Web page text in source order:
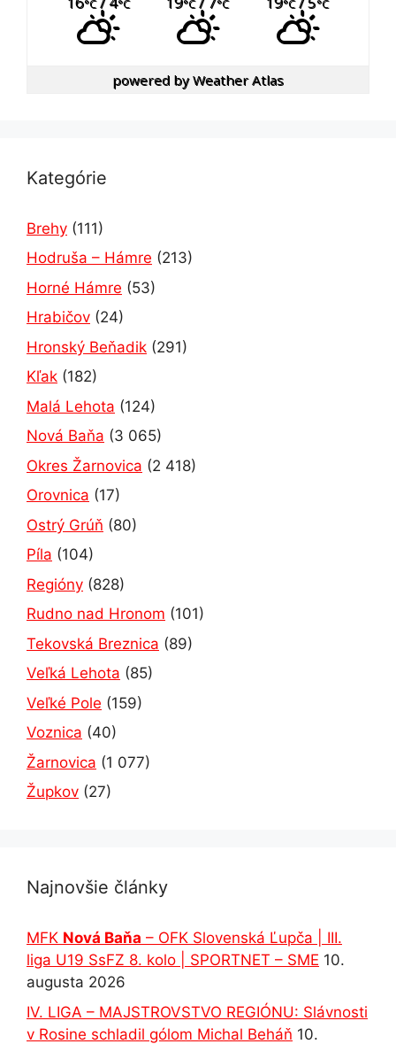
°C °C °C °C °C °C
powered byWeather Atlas
Kategórie
Brehy (111)
Hodruša – Hámre (213)
Horné Hámre (53)
Hrabičov (24)
Hronský Beňadik (291)
Kľak (182)
Malá Lehota (124)
Nová Baňa (3 065)
Okres Žarnovica (2 418)
Orovnica (17)
Ostrý Grúň (80)
Píla (104)
Regióny (828)
Rudno nad Hronom (101)
Tekovská Breznica (89)
Veľká Lehota (85)
Veľké Pole (159)
Voznica (40)
Žarnovica (1 077)
Župkov (27)
Najnovšie články
MFK Nová Baňa – OFK Slovenská Ľupča | III.
liga U19 SsFZ 8. kolo | SPORTNET – SME 10.
augusta 2026
IV. LIGA – MAJSTROVSTVO REGIÓNU: Slávnosti
v Rosine schladil gólom Michal Beháň 10.